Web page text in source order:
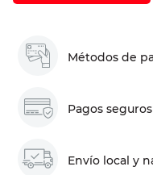
Métodos de
Pagos seguros
Envío local y